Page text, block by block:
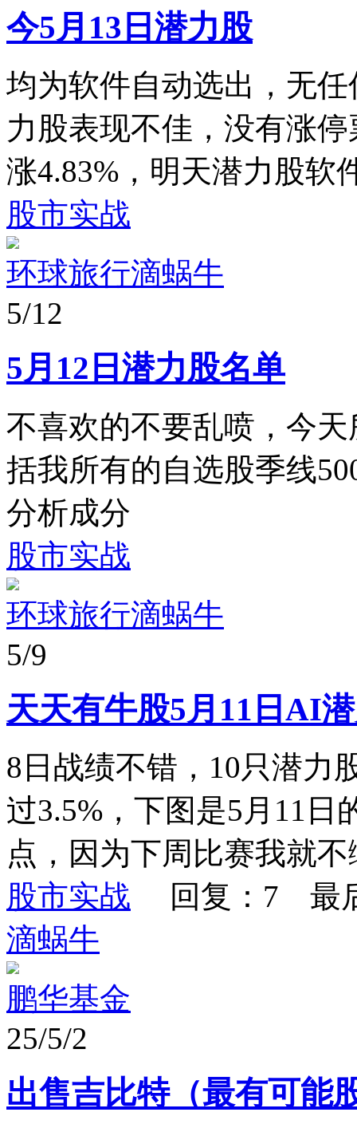
今5月13日潜力股
均为软件自动选出，无
力股表现不佳，没有涨
涨4.83%，明天潜力股软
股市实战
环球旅行滴蜗牛
5/12
5月12日潜力股名单
不喜欢的不要乱喷，今
括我所有的自选股季线
分析成分
股市实战
环球旅行滴蜗牛
5/9
天天有牛股5月11日AI
8日战绩不错，10只潜力
过3.5%，下图是5月11
点，因为下周比赛我就
股市实战 回复：7 最
滴蜗牛
鹏华基金
25/5/2
出售吉比特（最有可能